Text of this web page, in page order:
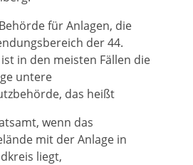
für Anlagen, die
der 44.
in den meisten Fällen die
untere
das heißt
wenn das
mit der Anlage in
liegt,